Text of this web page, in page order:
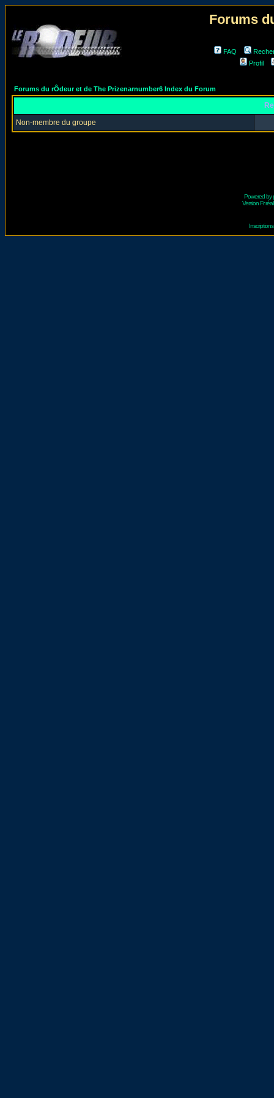
Forums
FAQ
Profil
Forums du rÔdeur et de The Prizenarnumber6 Index du Forum
Non-membre du groupe
Powered by
Version Fr